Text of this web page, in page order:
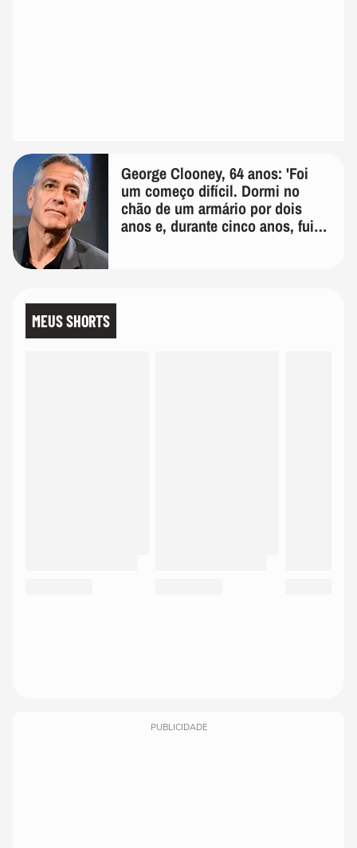
George Clooney, 64 anos: 'Foi
um começo difícil. Dormi no
chão de um armário por dois
anos e, durante cinco anos, fui
MEUS SHORTS
PUBLICIDADE